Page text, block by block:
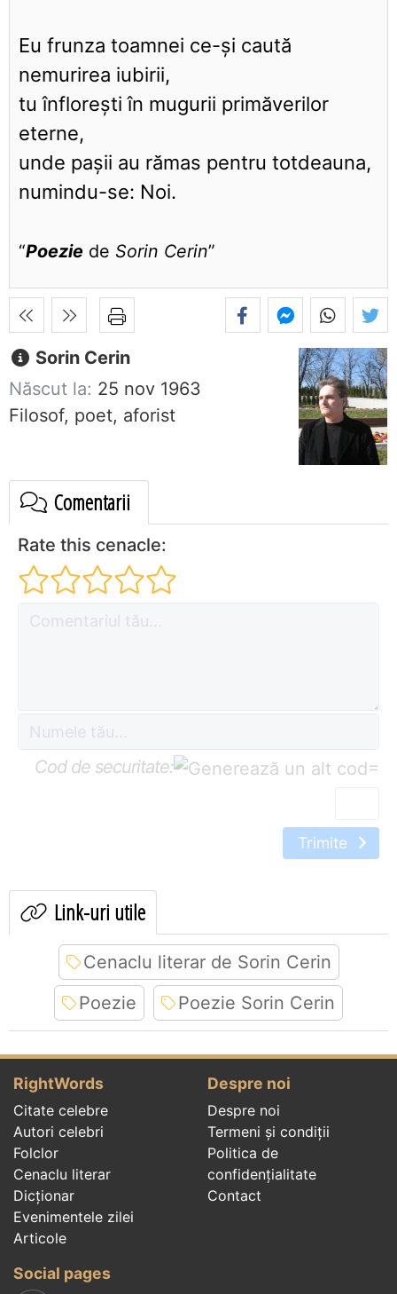
Eu frunza toamnei ce-şi caută
nemurirea iubirii,
tu înfloreşti în mugurii primăverilor
eterne,
unde paşii au rămas pentru totdeauna,
numindu-se: Noi.
“Poezie de Sorin Cerin”
Sorin Cerin
Născut la: 25 nov 1963
Filosof, poet, aforist
Comentarii
Rate this cenacle:
Cod de securitate: =
Trimite
Link-uri utile
Cenaclu literar de Sorin Cerin
Poezie
Poezie Sorin Cerin
RightWords
Citate celebre
Autori celebri
Folclor
Cenaclu literar
Dicționar
Evenimentele zilei
Articole
Despre noi
Despre noi
Termeni și condiții
Politica de
confidenţialitate
Contact
Social pages